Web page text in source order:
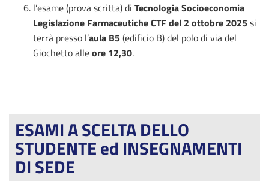
l’esame (prova scritta) di Tecnologia Socioeconomia
Legislazione Farmaceutiche CTF del 2 ottobre 2025si
terrà presso l’aula B5(edificio B) del polo di via del
Giochetto alleore 12,30.
ESAMI A SCELTA DELLO
STUDENTE ed INSEGNAMENTI
DI SEDE